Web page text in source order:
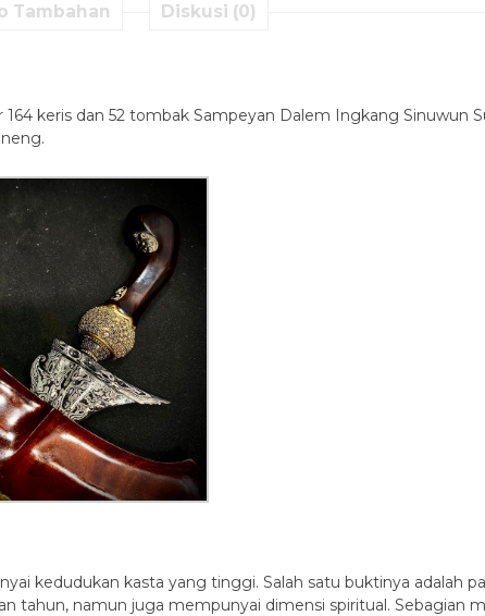
Tambahan Diskusi (0)
keris dan 52 tombak Sampeyan Dalem Ingkang Sinuwun
kedudukan kasta yang tinggi. Salah satu buktinya adalah
tahun, namun juga mempunyai dimensi spiritual. Sebagian